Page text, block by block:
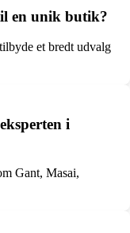
en unik butik?
et bredt udvalg
i
Gant, Masai,